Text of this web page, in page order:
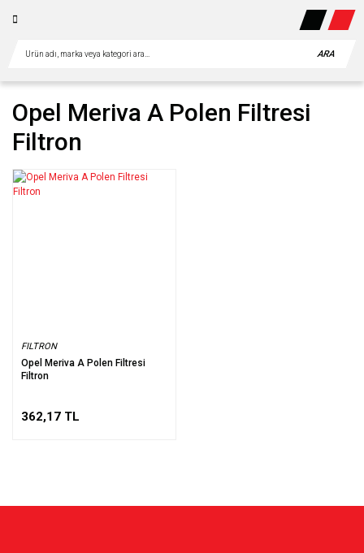
ARA
Opel Meriva A Polen Filtresi
Filtron
FILTRON
Opel Meriva A Polen Filtresi
Filtron
362,17 TL